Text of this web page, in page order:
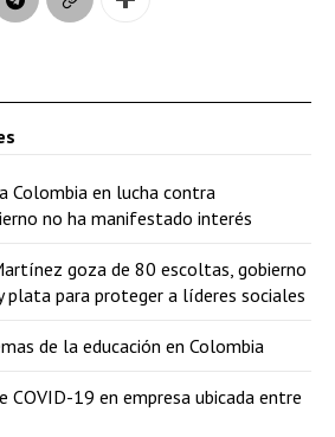
Colombia en lucha contra
no ha manifestado interés
goza de 80 escoltas, gobierno
plata para proteger a líderes sociales
de la educación en Colombia
COVID-19 en empresa ubicada entre